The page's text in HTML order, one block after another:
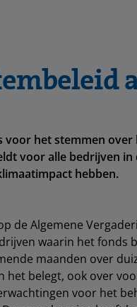
voor het stemmen over
voor alle bedrijven in
hebben.
de Algemene
waarin het fonds
maanden over
belegt, ook over
voor het